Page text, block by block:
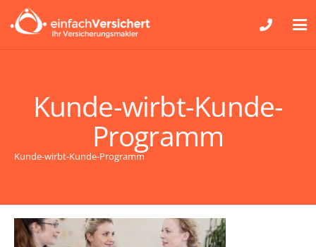
Kunde-wirbt-Kunde-
Programm
Kunde-wirbt-Kunde-Programm